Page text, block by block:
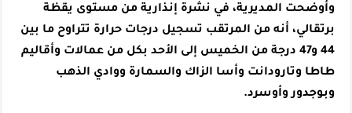
وأوضحت المديرية، في نشرة إنذارية من مستوى يقظة
برتقالي، أنه من المرتقب تسجيل درجات حرارة تتراوح ما بين
44 و47 درجة من الخميس إلى الأحد بكل من عمالات وأقاليم
طاطا وتارودانت وأسا الزاك والسمارة ووادي الذهب
وبوجدور وأوسرد.